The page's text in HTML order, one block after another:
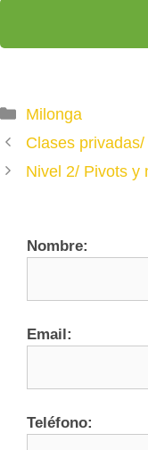
Categories
Milonga
Clases
Nivel 2/ Pivots y
Nombre:
Email:
Teléfono: